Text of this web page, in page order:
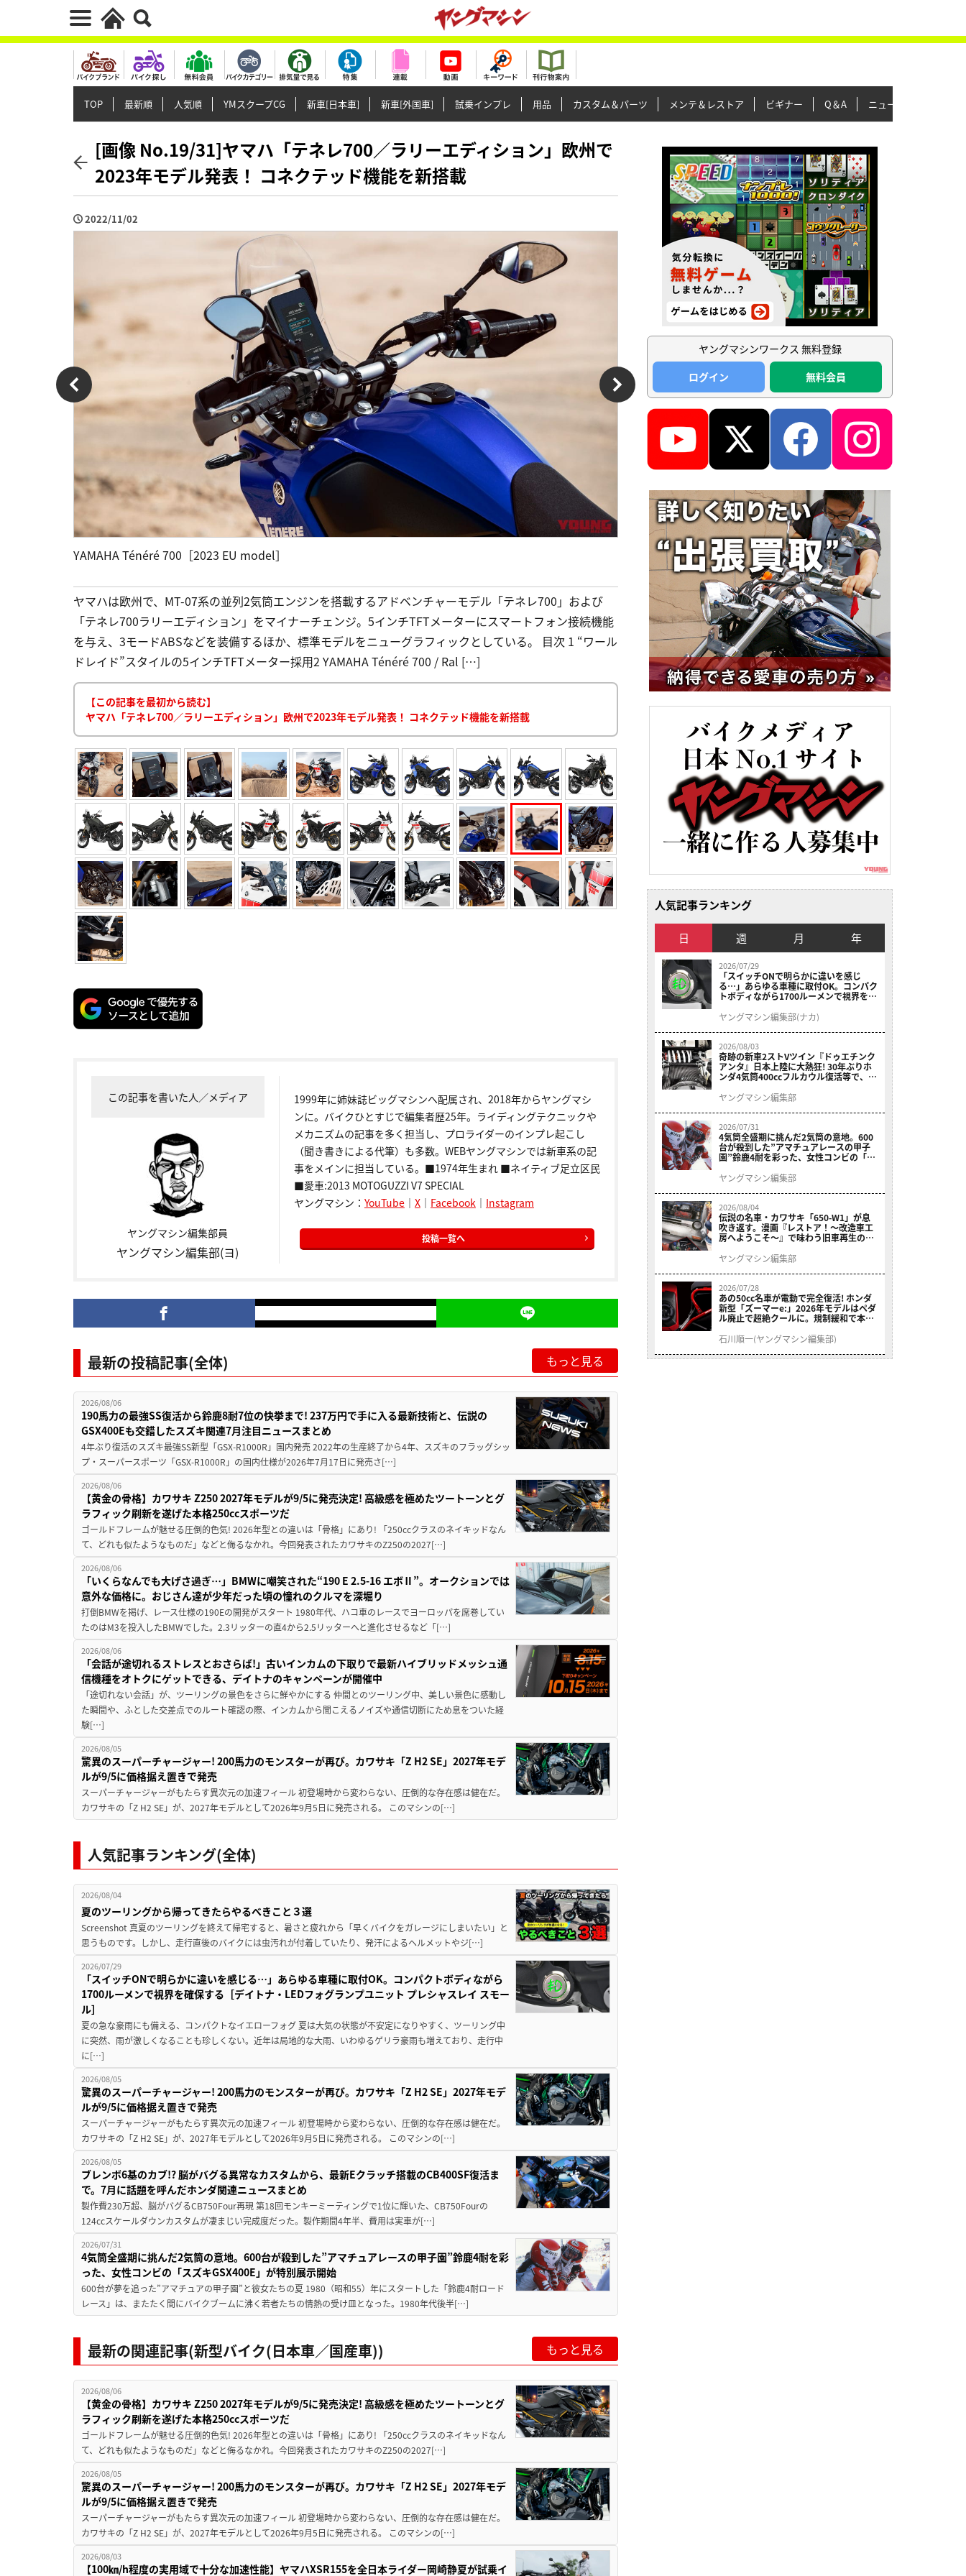
TOP 最新順 人気順 YMスクープCG 新車[日本車] 新車[外国車] 試乗インプレ 用品 カスタム＆パーツ メンテ＆レストア ビギナー Q＆A ニュース＆トピックス
[画像 No.19/31]ヤマハ「テネレ700／ラリーエディション」欧州で
2023年モデル発表！ コネクテッド機能を新搭載
2022/11/02
YAMAHA Ténéré 700［2023 EU model］
ヤマハは欧州で、MT-07系の並列2気筒エンジンを搭載するアドベンチャーモデル「テネレ700」および
「テネレ700ラリーエディション」をマイナーチェンジ。5インチTFTメーターにスマートフォン接続機能
を与え、3モードABSなどを装備するほか、標準モデルをニューグラフィックとしている。 目次 1 “ワール
ドレイド”スタイルの5インチTFTメーター採用2 YAMAHA Ténéré 700 / Ral […]
【この記事を最初から読む】
ヤマハ「テネレ700／ラリーエディション」欧州で2023年モデル発表！ コネクテッド機能を新搭載
この記事を書いた人／メディア
ヤングマシン編集部員
ヤングマシン編集部(ヨ)
1999年に姉妹誌ビッグマシンへ配属され、2018年からヤングマシ
ンに。バイクひとすじで編集者歴25年。ライディングテクニックや
メカニズムの記事を多く担当し、プロライダーのインプレ起こし
（聞き書きによる代筆）も多数。WEBヤングマシンでは新車系の記
事をメインに担当している。■1974年生まれ ■ネイティブ足立区民
■愛車:2013 MOTOGUZZI V7 SPECIAL
ヤングマシン： YouTube｜ X｜ Facebook ｜ Instagram
投稿一覧へ
最新の投稿記事(全体) もっと見る
2026/08/06
190馬力の最強SS復活から鈴鹿8耐7位の快挙まで! 237万円で手に入る最新技術と、伝説の
GSX400Eも交錯したスズキ関連7月注目ニュースまとめ
4年ぶり復活のスズキ最強SS新型「GSX-R1000R」国内発売 2022年の生産終了から4年、スズキのフラッグシッ
プ・スーパースポーツ「GSX-R1000R」の国内仕様が2026年7月17日に発売さ[…]
2026/08/06
【黄金の骨格】カワサキ Z250 2027年モデルが9/5に発売決定! 高級感を極めたツートーンとグ
ラフィック刷新を遂げた本格250ccスポーツだ
ゴールドフレームが魅せる圧倒的色気! 2026年型との違いは「骨格」にあり! 「250ccクラスのネイキッドなん
て、どれも似たようなものだ」などと侮るなかれ。今回発表されたカワサキのZ250の2027[…]
2026/08/06
「いくらなんでも大げさ過ぎ…」BMWに嘲笑された“190 E 2.5-16 エボⅡ”。オークションでは
意外な価格に。おじさん達が少年だった頃の憧れのクルマを深堀り
打倒BMWを掲げ、レース仕様の190Eの開発がスタート 1980年代、ハコ車のレースでヨーロッパを席巻してい
たのはM3を投入したBMWでした。2.3リッターの直4から2.5リッターへと進化させるなど「[…]
2026/08/06
「会話が途切れるストレスとおさらば!」古いインカムの下取りで最新ハイブリッドメッシュ通
信機種をオトクにゲットできる、デイトナのキャンペーンが開催中
「途切れない会話」が、ツーリングの景色をさらに鮮やかにする 仲間とのツーリング中、美しい景色に感動し
た瞬間や、ふとした交差点でのルート確認の際、インカムから聞こえるノイズや通信切断にため息をついた経
験[…]
2026/08/05
驚異のスーパーチャージャー! 200馬力のモンスターが再び。カワサキ「Z H2 SE」2027年モデ
ルが9/5に価格据え置きで発売
スーパーチャージャーがもたらす異次元の加速フィール 初登場時から変わらない、圧倒的な存在感は健在だ。
カワサキの「Z H2 SE」が、2027年モデルとして2026年9月5日に発売される。 このマシンの[…]
人気記事ランキング(全体)
2026/08/04
夏のツーリングから帰ってきたらやるべきこと３選
Screenshot 真夏のツーリングを終えて帰宅すると、暑さと疲れから「早くバイクをガレージにしまいたい」と
思うものです。しかし、走行直後のバイクには虫汚れが付着していたり、発汗によるヘルメットやジ[…]
2026/07/29
「スイッチONで明らかに違いを感じる…」あらゆる車種に取付OK。コンパクトボディながら
1700ルーメンで視界を確保する［デイトナ・LEDフォグランプユニット プレシャスレイ スモー
ル］
夏の急な豪雨にも備える、コンパクトなイエローフォグ 夏は大気の状態が不安定になりやすく、ツーリング中
に突然、雨が激しくなることも珍しくない。近年は局地的な大雨、いわゆるゲリラ豪雨も増えており、走行中
に[…]
2026/08/05
驚異のスーパーチャージャー! 200馬力のモンスターが再び。カワサキ「Z H2 SE」2027年モデ
ルが9/5に価格据え置きで発売
スーパーチャージャーがもたらす異次元の加速フィール 初登場時から変わらない、圧倒的な存在感は健在だ。
カワサキの「Z H2 SE」が、2027年モデルとして2026年9月5日に発売される。 このマシンの[…]
2026/08/05
ブレンボ6基のカブ!? 脳がバグる異常なカスタムから、最新Eクラッチ搭載のCB400SF復活ま
で。7月に話題を呼んだホンダ関連ニュースまとめ
製作費230万超、脳がバグるCB750Four再現 第18回モンキーミーティングで1位に輝いた、CB750Fourの
124ccスケールダウンカスタムが凄まじい完成度だった。製作期間4年半、費用は実車が[…]
2026/07/31
4気筒全盛期に挑んだ2気筒の意地。600台が殺到した”アマチュアレースの甲子園”鈴鹿4耐を彩
った、女性コンビの「スズキGSX400E」が特別展示開始
600台が夢を追った”アマチュアの甲子園”と彼女たちの夏 1980（昭和55）年にスタートした「鈴鹿4耐ロード
レース」は、またたく間にバイクブームに沸く若者たちの情熱の受け皿となった。1980年代後半[…]
最新の関連記事(新型バイク(日本車／国産車)) もっと見る
2026/08/06
【黄金の骨格】カワサキ Z250 2027年モデルが9/5に発売決定! 高級感を極めたツートーンとグ
ラフィック刷新を遂げた本格250ccスポーツだ
ゴールドフレームが魅せる圧倒的色気! 2026年型との違いは「骨格」にあり! 「250ccクラスのネイキッドなん
て、どれも似たようなものだ」などと侮るなかれ。今回発表されたカワサキのZ250の2027[…]
2026/08/05
驚異のスーパーチャージャー! 200馬力のモンスターが再び。カワサキ「Z H2 SE」2027年モデ
ルが9/5に価格据え置きで発売
スーパーチャージャーがもたらす異次元の加速フィール 初登場時から変わらない、圧倒的な存在感は健在だ。
カワサキの「Z H2 SE」が、2027年モデルとして2026年9月5日に発売される。 このマシンの[…]
2026/08/03
【100㎞/h程度の実用域で十分な加速性能】ヤマハXSR155を全日本ライダー岡崎静夏が試乗イ
ヤングマシンワークス 無料登録
ログイン
無料会員
人気記事ランキング
日 週 月 年
2026/07/29
「スイッチONで明らかに違いを感じ
る…」あらゆる車種に取付OK。コンパク
トボディながら1700ルーメンで視界を確
ニット プレシャスレイ スモール］
ヤングマシン編集部(ナカ)
2026/08/03
奇跡の新車2ストVツイン『ドゥエチンク
アンタ』日本上陸に大熱狂! 30年ぶりホ
ンダ4気筒400ccフルカウル復活等で、ロ
ニュース振り返り】
ヤングマシン編集部
2026/07/31
4気筒全盛期に挑んだ2気筒の意地。600
台が殺到した”アマチュアレースの甲子
園”鈴鹿4耐を彩った、女性コンビの「ス
ヤングマシン編集部
2026/08/04
伝説の名車・カワサキ「650-W1」が息
吹き返す。漫画『レストア！～改造車工
房へようこそ～』で味わう旧車再生のロ
ヤングマシン編集部
2026/07/28
あの50cc名車が電動で完全復活! ホンダ
新型「ズーマーe:」2026年モデルはペダ
ル廃止で超絶クールに。規制緩和で本来
石川順一(ヤングマシン編集部)